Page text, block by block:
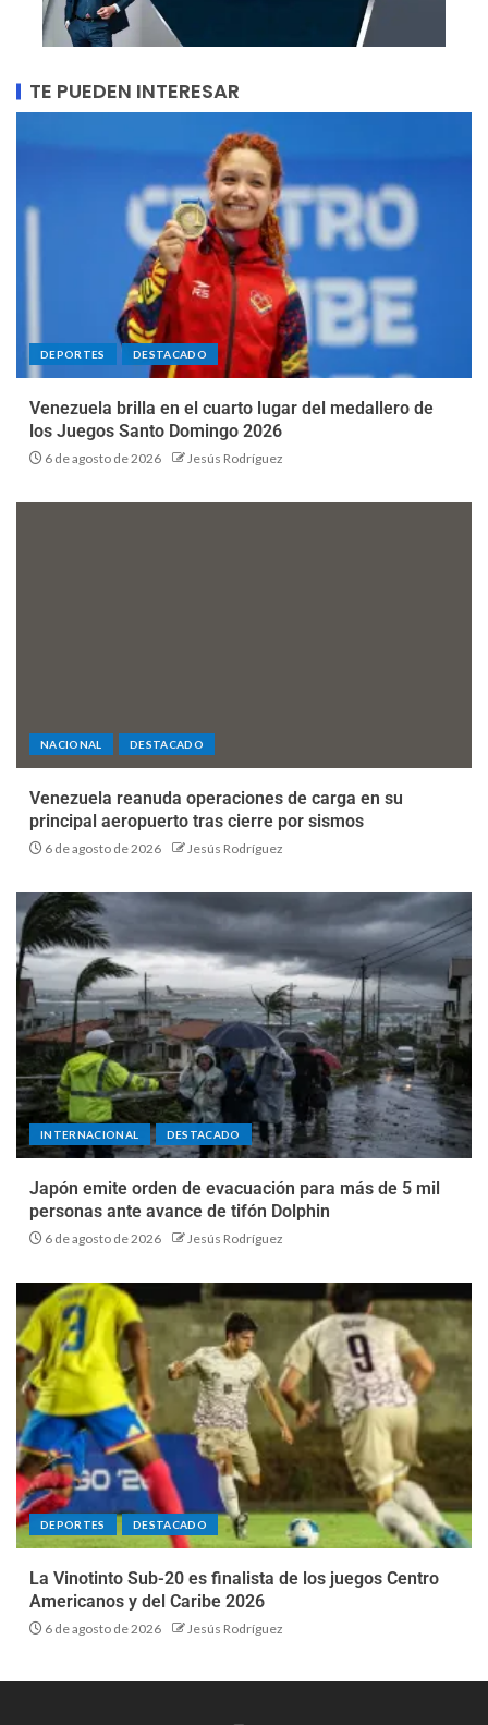
TE PUEDEN INTERESAR
DEPORTES DESTACADO
Venezuela brilla en el cuarto lugar del medallero de
los Juegos Santo Domingo 2026
6 de agosto de 2026 Jesús Rodríguez
NACIONAL DESTACADO
Venezuela reanuda operaciones de carga en su
principal aeropuerto tras cierre por sismos
6 de agosto de 2026 Jesús Rodríguez
INTERNACIONAL DESTACADO
Japón emite orden de evacuación para más de 5 mil
personas ante avance de tifón Dolphin
6 de agosto de 2026 Jesús Rodríguez
DEPORTES DESTACADO
La Vinotinto Sub-20 es finalista de los juegos Centro
Americanos y del Caribe 2026
6 de agosto de 2026 Jesús Rodríguez